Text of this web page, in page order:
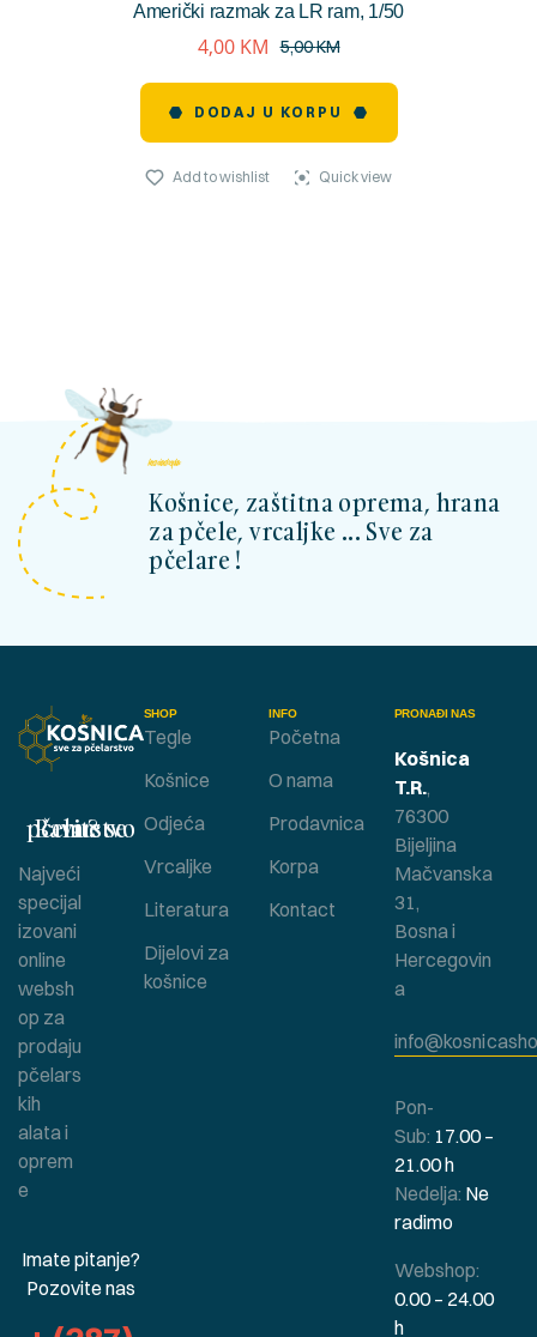
Američki razmak za LR ram, 1/50
reviews)
5,00KM
4,00 KM
DODAJ U KORPU
Add to wishlist Quick view
kosnicashop.ba
Košnice, zaštitna oprema, hrana
za pčele, vrcaljke ... Sve za
pčelare !
SHOP
Tegle
Košnice
Odjeća
Vrcaljke
Literatura
Dijelovi za
košnice
INFO
Početna
O nama
Prodavnica
Korpa
Kontact
Bavite se pčelarstvom ?
Najveći
specijal
izovani
online
websh
op za
prodaju
pčelars
kih
alata i
oprem
e
Imate pitanje?
Pozovite nas
PRONAĐI NAS
Košnica
T.R.,
76300
Bijeljina
Mačvanska
31,
Bosna i
Hercegovin
a
Pon-
Sub: 17.00 –
21.00 h
Nedelja: Ne
radimo
Webshop:
0.00 – 24.00
h